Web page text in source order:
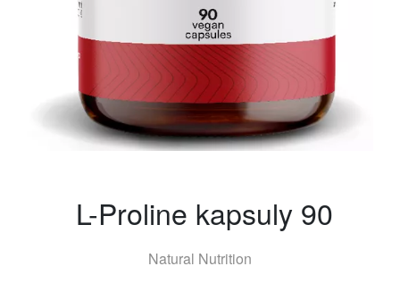
L-Proline kapsuly 90
Natural Nutrition